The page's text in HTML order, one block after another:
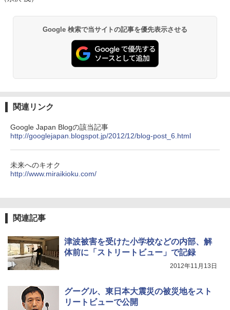
Google 検索で当サイトの記事を優先表示させる
関連リンク
Google Japan Blogの該当記事
http://googlejapan.blogspot.jp/2012/12/blog-post_6.html
未来へのキオク
http://www.miraikioku.com/
関連記事
津波被害を受けた小学校などの内部、解
体前に「ストリートビュー」で記録
2012年11月13日
グーグル、東日本大震災の被災地をスト
リートビューで公開